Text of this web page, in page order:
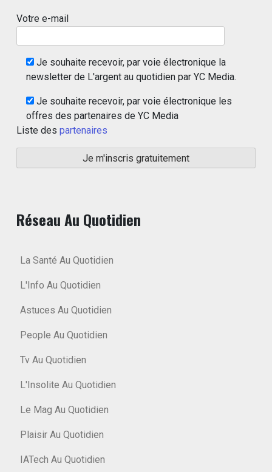
Votre e-mail
Je souhaite recevoir, par voie électronique la
newsletter de L'argent au quotidien par YC Media.
Je souhaite recevoir, par voie électronique les
offres des partenaires de YC Media
Liste des partenaires
Réseau Au Quotidien
La Santé Au Quotidien
L'Info Au Quotidien
Astuces Au Quotidien
People Au Quotidien
Tv Au Quotidien
L'Insolite Au Quotidien
Le Mag Au Quotidien
Plaisir Au Quotidien
IATech Au Quotidien